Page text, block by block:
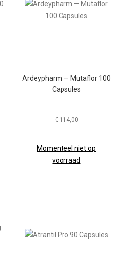
Ardeypharm — Mutaflor 100
Capsules
€114,00
Momenteel niet op
voorraad